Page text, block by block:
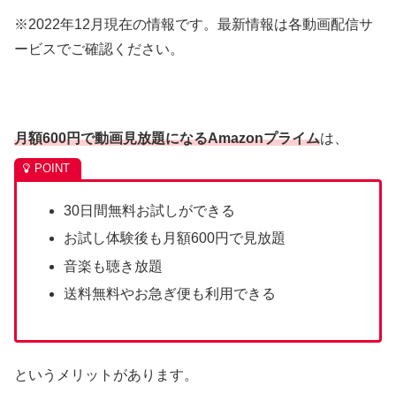
※2022年12月現在の情報です。最新情報は各動画配信サ
ービスでご確認ください。
月額600円で動画見放題になるAmazonプライムは、
30日間無料お試しができる
お試し体験後も月額600円で見放題
音楽も聴き放題
送料無料やお急ぎ便も利用できる
というメリットがあります。